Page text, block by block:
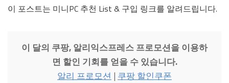
이 포스트는 미니PC 추천 List & 구입 링크를 알려드립니다.
이 달의 쿠팡, 알리익스프레스 프로모션을 이용하
면 할인 기회를 얻을 수 있습니다.
알리 프로모션 | 쿠팡 할인쿠폰